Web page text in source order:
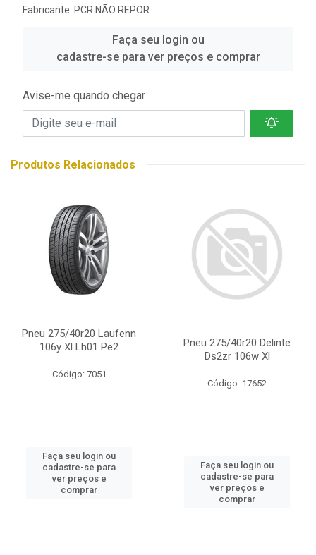
Fabricante: PCR NÃO REPOR
Faça seu login ou
cadastre-se para ver preços e comprar
Avise-me quando chegar
Produtos Relacionados
Pneu 275/40r20 Laufenn
106y Xl Lh01 Pe2
Código: 7051
Faça seu login ou
cadastre-se para
ver preços e
comprar
Pneu 275/40r20 Delinte
Ds2zr 106w Xl
Código: 17652
Faça seu login ou
cadastre-se para
ver preços e
comprar